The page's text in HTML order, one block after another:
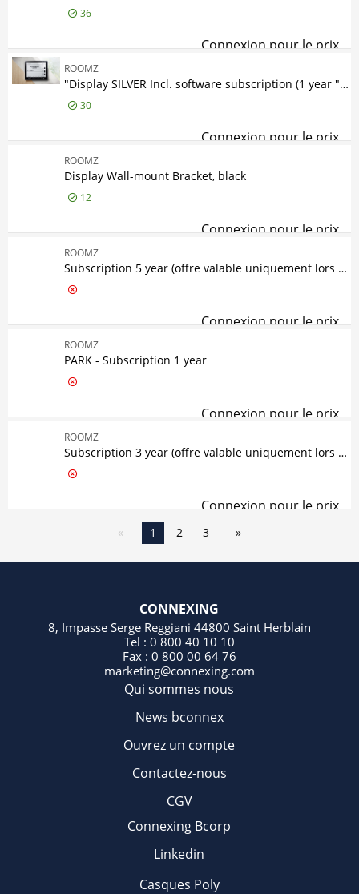
36
Connexion pour le prix
ROOMZ
"Display SILVER Incl. software subscription (1 year ""ROOM BASIC"")"
30
Connexion pour le prix
ROOMZ
Display Wall-mount Bracket, black
12
Connexion pour le prix
ROOMZ
Subscription 5 year (offre valable uniquement lors d'un renouvellement de licence)
Connexion pour le prix
ROOMZ
PARK - Subscription 1 year
Connexion pour le prix
ROOMZ
Subscription 3 year (offre valable uniquement lors d'un renouvellement de licence)
Connexion pour le prix
1 2 3
CONNEXING
8, Impasse Serge Reggiani 44800 Saint Herblain
Tel : 0 800 40 10 10
Fax : 0 800 00 64 76
marketing@connexing.com
Qui sommes nous
News bconnex
Ouvrez un compte
Contactez-nous
CGV
Connexing Bcorp
Linkedin
Casques Poly